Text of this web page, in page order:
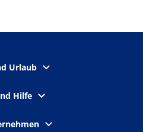
Urlaub
Hilfe